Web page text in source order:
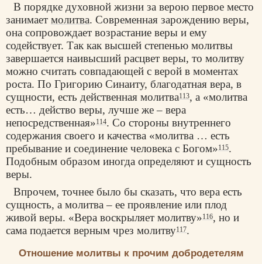
В порядке духовной жизни за верою первое место
занимает молитва. Современная зарождению веры,
она сопровождает возрастание веры и ему
содействует. Так как высшей степенью молитвы
завершается наивысший расцвет веры, то молитву
можно считать совпадающей с верой в моментах
роста. По Григорию Синаиту, благодатная вера, в
сущности, есть действенная молитва113, а «молитва
есть… действо веры, лучше же – вера
непосредственная»114. Со стороны внутреннего
содержания своего и качества «молитва … есть
пребывание и соединение человека с Богом»115.
Подобным образом иногда определяют и сущность
веры.
Впрочем, точнее было бы сказать, что вера есть
сущность, а молитва – ее проявление или плод
живой веры. «Вера воскрыляет молитву»116, но и
сама подается верным чрез молитву117.
Отношение молитвы к прочим добродетелям